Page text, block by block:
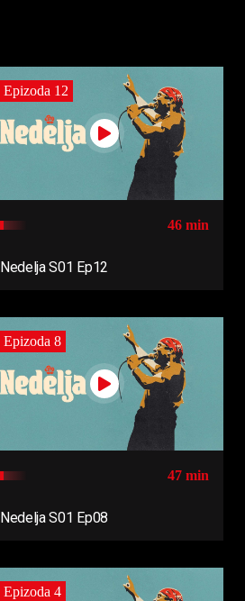
Epizoda 12
46 min
Nedelja S01 Ep12
Epizoda 8
47 min
Nedelja S01 Ep08
Epizoda 4